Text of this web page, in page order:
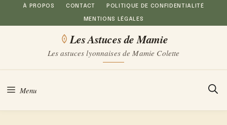
Aller
au
À PROPOS CONTACT POLITIQUE DE CONFIDENTIALITÉ
MENTIONS LÉGALES
Les Astuces de Mamie
Les astuces lyonnaises de Mamie Colette
Menu